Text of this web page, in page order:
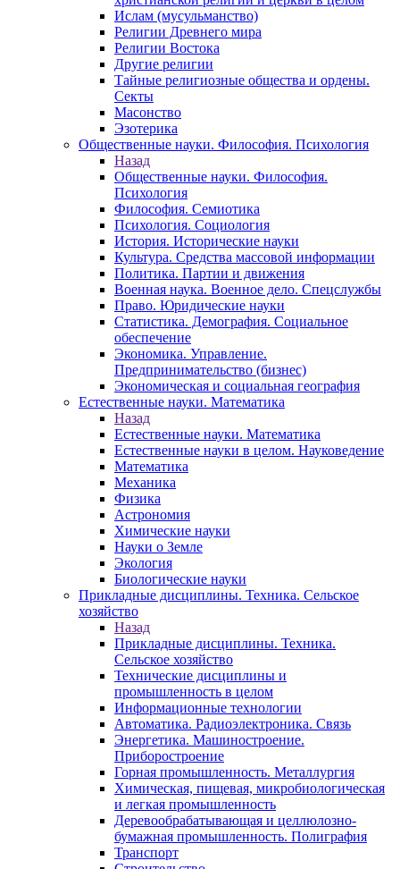
Ислам (мусульманство)
Религии Древнего мира
Религии Востока
Другие религии
Тайные религиозные общества и ордены.
Секты
Масонство
Эзотерика
Общественные науки. Философия. Психология
Назад
Общественные науки. Философия.
Психология
Философия. Семиотика
Психология. Социология
История. Исторические науки
Культура. Средства массовой информации
Политика. Партии и движения
Военная наука. Военное дело. Спецслужбы
Право. Юридические науки
Статистика. Демография. Социальное
обеспечение
Экономика. Управление.
Предпринимательство (бизнес)
Экономическая и социальная география
Естественные науки. Математика
Назад
Естественные науки. Математика
Естественные науки в целом. Науковедение
Математика
Механика
Физика
Астрономия
Химические науки
Науки о Земле
Экология
Биологические науки
Прикладные дисциплины. Техника. Сельское
хозяйство
Назад
Прикладные дисциплины. Техника.
Сельское хозяйство
Технические дисциплины и
промышленность в целом
Информационные технологии
Автоматика. Радиоэлектроника. Связь
Энергетика. Машиностроение.
Приборостроение
Горная промышленность. Металлургия
Химическая, пищевая, микробиологическая
и легкая промышленность
Деревообрабатывающая и целлюлозно-
бумажная промышленность. Полиграфия
Транспорт